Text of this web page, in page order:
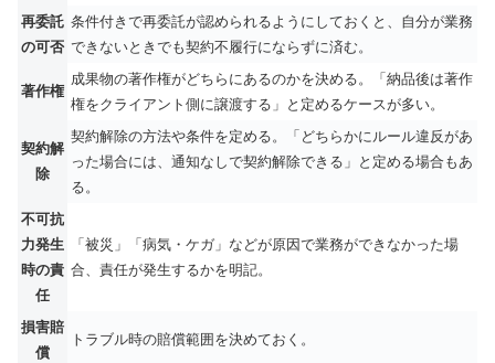
再委託
の可否
条件付きで再委託が認められるようにしておくと、自分が業務
できないときでも契約不履行にならずに済む。
著作権
成果物の著作権がどちらにあるのかを決める。「納品後は著作
権をクライアント側に譲渡する」と定めるケースが多い。
契約解
除
契約解除の方法や条件を定める。「どちらかにルール違反があ
った場合には、通知なしで契約解除できる」と定める場合もあ
る。
不可抗
力発生
時の責
任
「被災」「病気・ケガ」などが原因で業務ができなかった場
合、責任が発生するかを明記。
損害賠
償
トラブル時の賠償範囲を決めておく。